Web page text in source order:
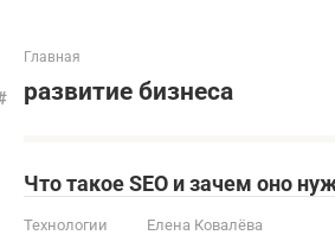
Главная
развитие бизнеса
Что такое SEO и зачем оно
Технологии Елена Ковалёва